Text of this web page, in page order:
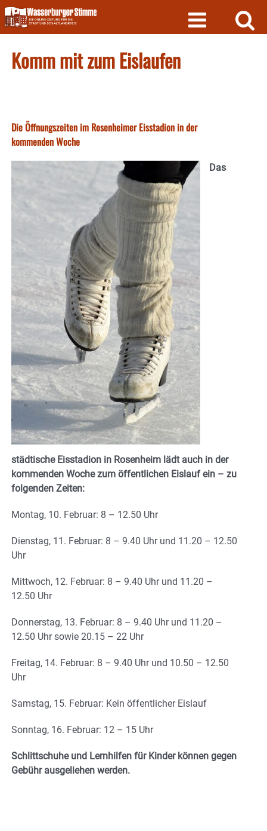
Skip
to
content
Komm mit zum Eislaufen
Die Öffnungszeiten im Rosenheimer Eisstadion in der
kommenden Woche
Das
städtische Eisstadion in Rosenheim lädt auch in der
kommenden Woche zum öffentlichen Eislauf ein – zu
folgenden Zeiten:
Montag, 10. Februar: 8 – 12.50 Uhr
Dienstag, 11. Februar: 8 – 9.40 Uhr und 11.20 – 12.50
Uhr
Mittwoch, 12. Februar: 8 – 9.40 Uhr und 11.20 –
12.50 Uhr
Donnerstag, 13. Februar: 8 – 9.40 Uhr und 11.20 –
12.50 Uhr sowie 20.15 – 22 Uhr
Freitag, 14. Februar: 8 – 9.40 Uhr und 10.50 – 12.50
Uhr
Samstag, 15. Februar: Kein öffentlicher Eislauf
Sonntag, 16. Februar: 12 – 15 Uhr
Schlittschuhe und Lernhilfen für Kinder können gegen
Gebühr ausgeliehen werden.